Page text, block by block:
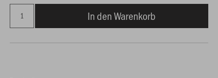
In den Warenkorb